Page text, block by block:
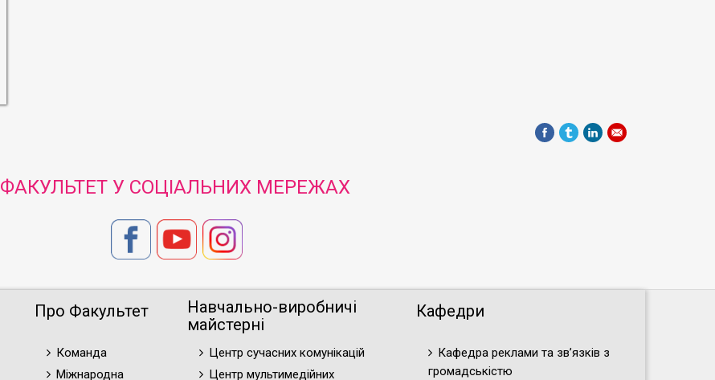
ФАКУЛЬТЕТ У СОЦІАЛЬНИХ МЕРЕЖАХ
Про Факультет
Команда
Міжнародна
Навчально-виробничі
майстерні
Центр сучасних комунікацій
Центр мультимедійних
Кафедри
Кафедра реклами та зв’язків з
громадськістю